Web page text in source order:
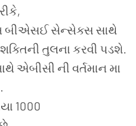
બીએસઈ સેન્સેક્સ સાથે
તુલના કરવી પડશે.
એબીસી ની વર્તમાન મા
1000